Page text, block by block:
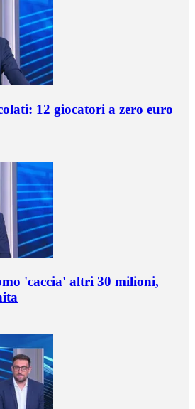
12 giocatori a zero euro
'caccia' altri 30 milioni,